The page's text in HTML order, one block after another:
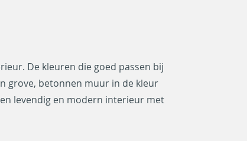
De kleuren die goed passen bij
grove, betonnen muur in de kleur
levendig en modern interieur met